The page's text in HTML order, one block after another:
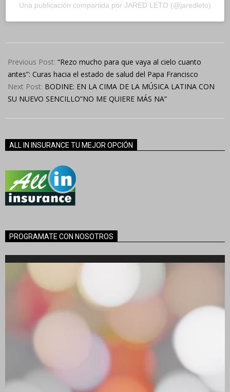
Una publicación compartida por JARED LETO (@jaredleto)
03-
01
Previous Post: “Rezo mucho para que vaya al cielo cuanto
antes”: Curas hacia el estado de salud del Papa Francisco
Next Post: BODINE: EN LA CIMA DE LA MÚSICA LATINA CON
SU NUEVO SENCILLO”NO ME QUIERE MÁS NA”
ALL IN INSURANCE TU MEJOR OPCIÓN
PROGRAMATE CON NOSOTROS